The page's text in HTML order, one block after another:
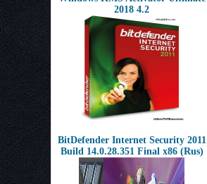
2018 4.2
BitDefender Internet Security 2011
Build 14.0.28.351 Final x86 (Rus)